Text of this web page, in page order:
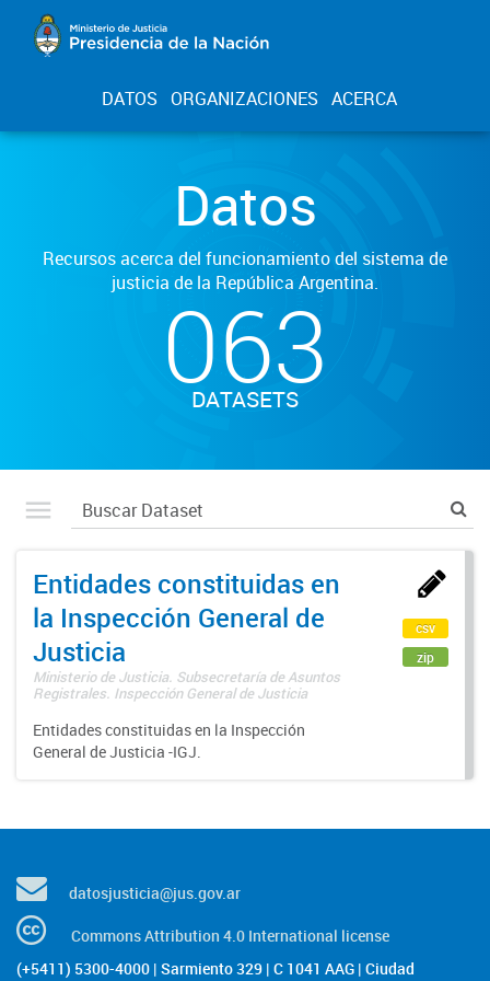
DATOS ORGANIZACIONES ACERCA
Datos
Recursos acerca del funcionamiento del sistema de
justicia de la República Argentina.
063
DATASETS
Entidades constituidas en
la Inspección General de
Justicia
Ministerio de Justicia. Subsecretaría de Asuntos
Registrales. Inspección General de Justicia
Entidades constituidas en la Inspección
General de Justicia -IGJ.
csv
zip
datosjusticia@jus.gov.ar
Commons Attribution 4.0 International license
(+5411) 5300-4000 | Sarmiento 329 | C 1041 AAG | Ciudad